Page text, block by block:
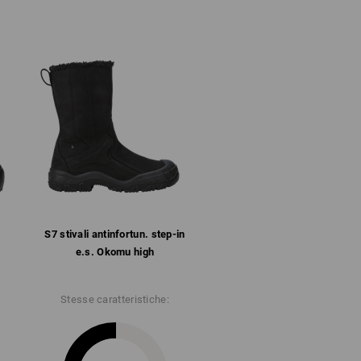
combinazione con i calzini funzionali. I
I calzini funzionali, invece, trasportano
Successivamente, la membrana
fuori dalla scarpa. Quindi il principio
combinazione con calzini traspiranti.
e scarpe traspiranti consente un
Così può trovare applicazione il
S7 stivali antinfortun. step-in
e.s. Okomu high
Stesse caratteristiche: